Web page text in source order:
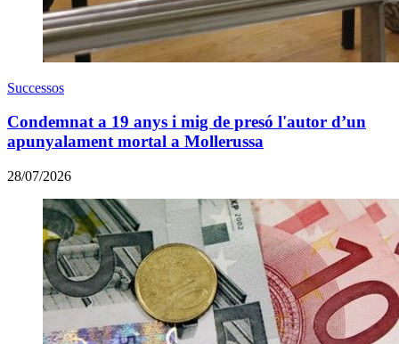
Successos
Condemnat a 19 anys i mig de presó l'autor d’un
apunyalament mortal a Mollerussa
28/07/2026